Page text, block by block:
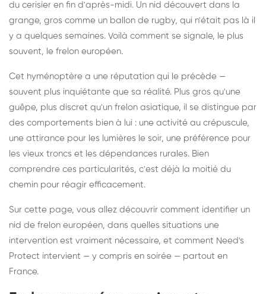
du cerisier en fin d'après-midi. Un nid découvert dans la
grange, gros comme un ballon de rugby, qui n'était pas là il
y a quelques semaines. Voilà comment se signale, le plus
souvent, le frelon européen.
Cet hyménoptère a une réputation qui le précède —
souvent plus inquiétante que sa réalité. Plus gros qu'une
guêpe, plus discret qu'un frelon asiatique, il se distingue par
des comportements bien à lui : une activité au crépuscule,
une attirance pour les lumières le soir, une préférence pour
les vieux troncs et les dépendances rurales. Bien
comprendre ces particularités, c'est déjà la moitié du
chemin pour réagir efficacement.
Sur cette page, vous allez découvrir comment identifier un
nid de frelon européen, dans quelles situations une
intervention est vraiment nécessaire, et comment Need's
Protect intervient — y compris en soirée — partout en
France.